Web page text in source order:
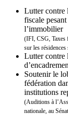
Lutter contre
fiscale
l’immobilier
(IFI, CSG, Taxes
sur les résidences
Lutter contre
Soutenir le
fédération
institutions
(Auditions à
nationale, au